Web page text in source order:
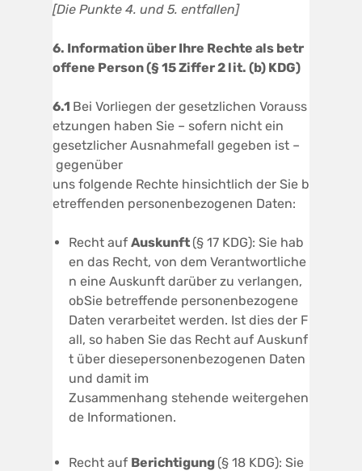
[Die Punkte 4. und 5. entfallen]
6. Information über Ihre Rechte als betr
offene Person (§ 15 Ziffer 2 lit. (b) KDG)
6.1 Bei Vorliegen der gesetzlichen Vorauss
etzungen haben Sie – sofern nicht ein
gesetzlicher Ausnahmefall gegeben ist –
gegenüber
uns folgende Rechte hinsichtlich der Sie b
etreffenden personenbezogenen Daten:
Recht auf Auskunft (§ 17 KDG): Sie hab
en das Recht, von dem Verantwortliche
n eine Auskunft darüber zu verlangen,
obSie betreffende personenbezogene
Daten verarbeitet werden. Ist dies der F
all, so haben Sie das Recht auf Auskunf
t über diesepersonenbezogenen Daten
und damit im
Zusammenhang stehende weitergehen
de Informationen.
Recht auf Berichtigung (§ 18 KDG): Sie